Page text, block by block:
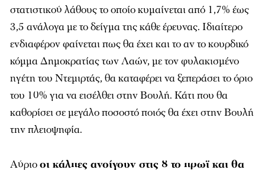
στατιστικού λάθους το οποίο κυμαίνεται από 1,7% έως
3,5 ανάλογα με το δείγμα της κάθε έρευνας. Ιδιαίτερο
ενδιαφέρον φαίνεται πως θα έχει και το αν το κουρδικό
κόμμα Δημοκρατίας των Λαών, με τον φυλακισμένο
ηγέτη του Ντεμιρτάς, θα καταφέρει να ξεπεράσει το όριο
του 10% για να εισέλθει στην Βουλή. Κάτι που θα
καθορίσει σε μεγάλο ποσοστό ποιός θα έχει στην Βουλή
την πλειοψηφία.
Αύριοοι κάλπες ανοίγουν στις 8 το πρωϊ και θα